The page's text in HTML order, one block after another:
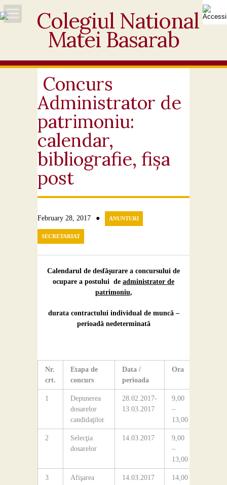
Acasă
Noutăți
Personal
Activități educative
Elevi
Contact
Concurs
Administrator de
patrimoniu:
calendar,
bibliografie, fișa
post
February 28, 2017 ● ANUNTURI
SECRETARIAT
Calendarul de desfăşurare a concursului de
ocupare a postului de administrator de
patrimoniu,
durata contractului individual de muncă –
perioadă nedeterminată
Nr.
crt.
Etapa de
concurs
Data /
perioada
Ora
1
Depunerea
dosarelor
candidaţilor
28.02.2017-
13.03.2017
9,00
–
13,00
2
Selecţia
dosarelor
14.03.2017
9,00
–
13,00
3
Afişarea
14.03.2017 14,00